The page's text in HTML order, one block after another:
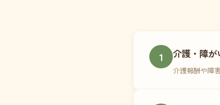
1 介護・障
介護報酬や障